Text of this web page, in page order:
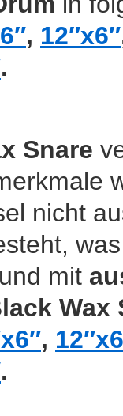
, 12″x6″
.
Snare
nicht
mit
Wax
,
.